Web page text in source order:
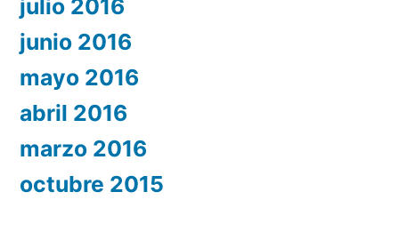
julio 2016
junio 2016
mayo 2016
abril 2016
marzo 2016
octubre 2015